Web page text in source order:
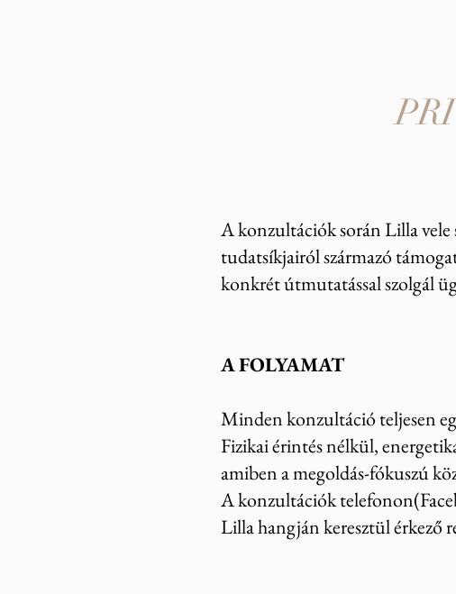
A konzultációk során Lilla vele
tudatsíkjairól származó
konkrét útmutatással szolgál
A FOLYAMAT
Minden konzultáció teljesen
Fizikai érintés nélkül,
amiben a megoldás-fókuszú
Akonzultációk
Lilla hangján keresztül érkező